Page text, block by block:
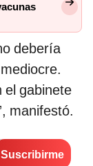
debería
el gabinete
manifestó.